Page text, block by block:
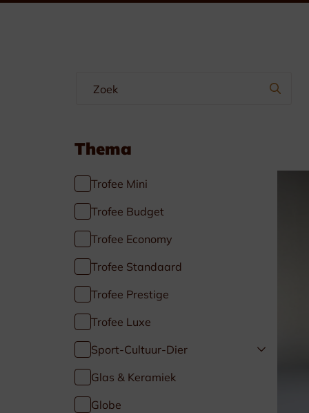
Borstzakhangers
Specials
Voetbal
Paardensport
Thema
Trofee Mini
Trofee Budget
Trofee Economy
Trofee Standaard
Trofee Prestige
Trofee Luxe
Sport-Cultuur-Dier
Glas & Keramiek
Globe